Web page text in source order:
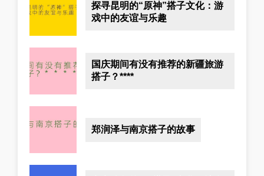
探寻昆明的“原神”搭子文化：游
戏中的友谊与乐趣
国庆期间有没有推荐的新疆旅游
搭子？****
郑润泽与南京搭子的故事